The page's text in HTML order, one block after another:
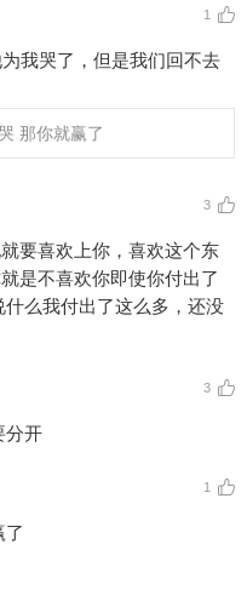
1
我哭了，但是我们回不去
那你就赢了
3
要喜欢上你，喜欢这个东
是不喜欢你即使你付出了
么我付出了这么多，还没
3
分开
1
了